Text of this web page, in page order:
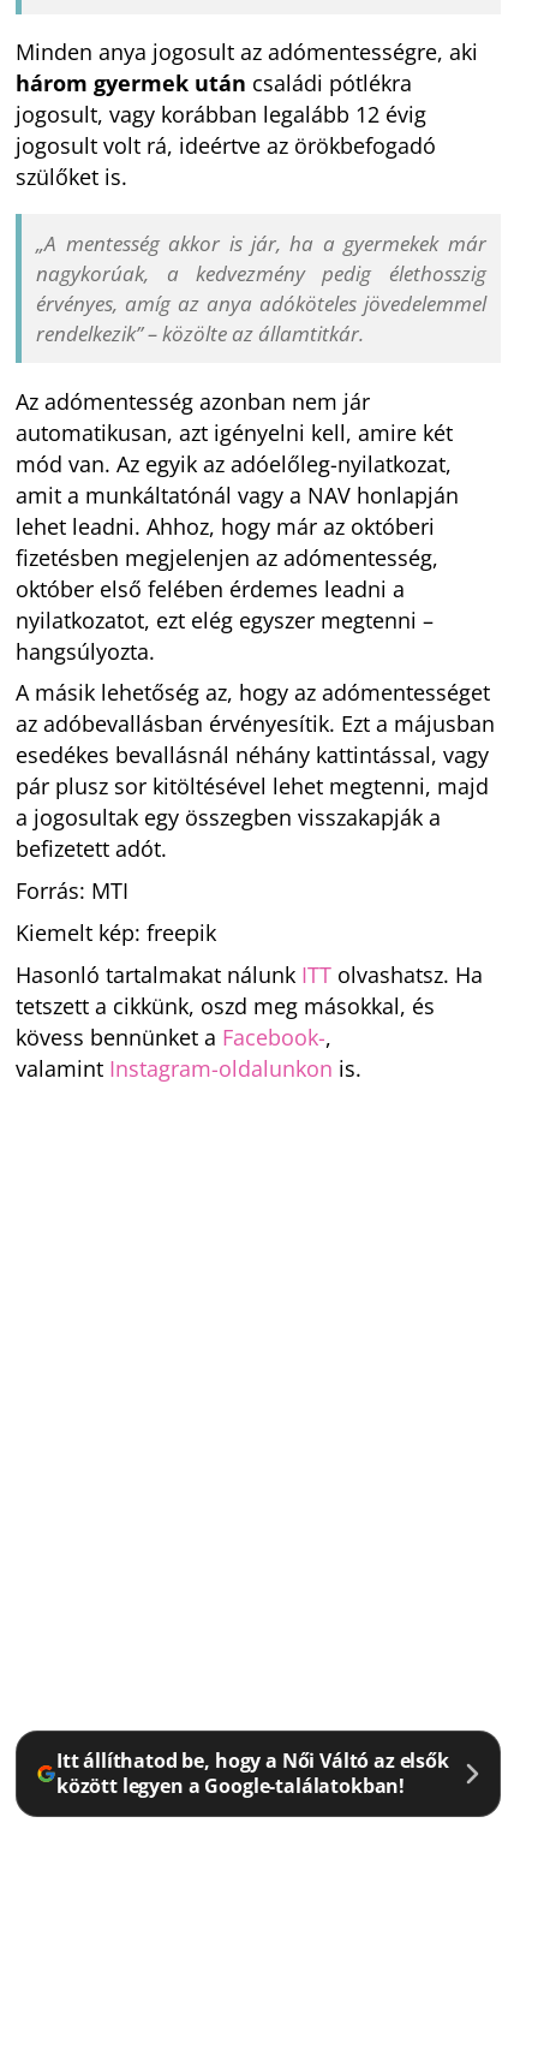
Minden anya jogosult az adómentességre, aki
három gyermek után családi pótlékra
jogosult, vagy korábban legalább 12 évig
jogosult volt rá, ideértve az örökbefogadó
szülőket is.
„A mentesség akkor is jár, ha a gyermekek már
nagykorúak, a kedvezmény pedig élethosszig
érvényes, amíg az anya adóköteles jövedelemmel
rendelkezik” – közölte az államtitkár.
Az adómentesség azonban nem jár
automatikusan, azt igényelni kell, amire két
mód van. Az egyik az adóelőleg-nyilatkozat,
amit a munkáltatónál vagy a NAV honlapján
lehet leadni. Ahhoz, hogy már az októberi
fizetésben megjelenjen az adómentesség,
október első felében érdemes leadni a
nyilatkozatot, ezt elég egyszer megtenni –
hangsúlyozta.
A másik lehetőség az, hogy az adómentességet
az adóbevallásban érvényesítik. Ezt a májusban
esedékes bevallásnál néhány kattintással, vagy
pár plusz sor kitöltésével lehet megtenni, majd
a jogosultak egy összegben visszakapják a
befizetett adót.
Forrás: MTI
Kiemelt kép: freepik
Hasonló tartalmakat nálunk ITT olvashatsz. Ha
tetszett a cikkünk, oszd meg másokkal, és
kövess bennünket a Facebook-,
valamint Instagram-oldalunkon is.
Itt állíthatod be, hogy a Női Váltó az elsők
között legyen a Google-találatokban!